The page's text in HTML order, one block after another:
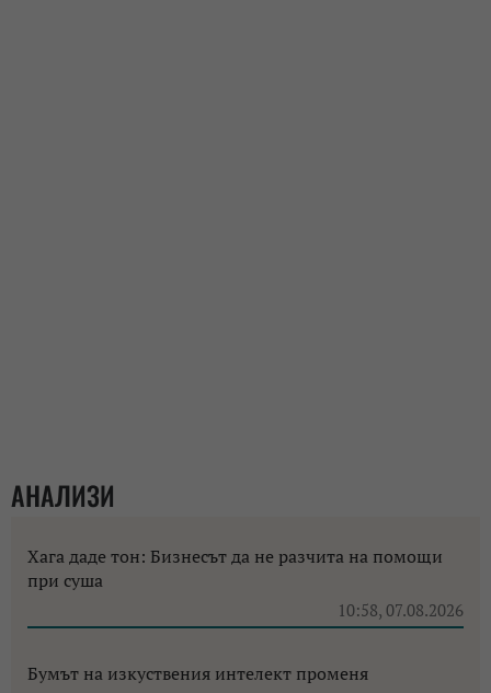
АНАЛИЗИ
Хага даде тон: Бизнесът да не разчита на помощи
при суша
10:58, 07.08.2026
Бумът на изкуствения интелект променя